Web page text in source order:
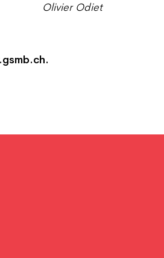
Olivier Odiet